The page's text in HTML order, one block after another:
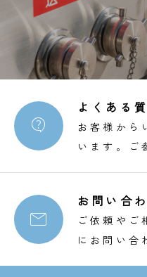

よくある
お客様から
います。ご

お問い合
ご依頼やご
にお問い合